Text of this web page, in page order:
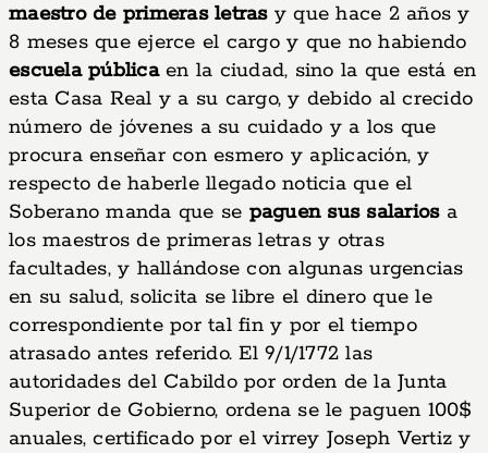
maestro de primeras letrasy que hace 2 años y
8 meses que ejerce el cargo y que no habiendo
escuela públicaen la ciudad, sino la que está en
esta Casa Real y a su cargo, y debido al crecido
número de jóvenes a su cuidado y a los que
procura enseñar con esmero y aplicación, y
respecto de haberle llegado noticia que el
Soberano manda que se paguen sus salariosa
los maestros de primeras letras y otras
facultades, y hallándose con algunas urgencias
en su salud, solicita se libre el dinero que le
correspondiente por tal fin y por el tiempo
atrasado antes referido. El 9/1/1772 las
autoridades del Cabildo por orden de la Junta
Superior de Gobierno, ordena se le paguen 100$
anuales, certificado por el virrey Joseph Vertiz y